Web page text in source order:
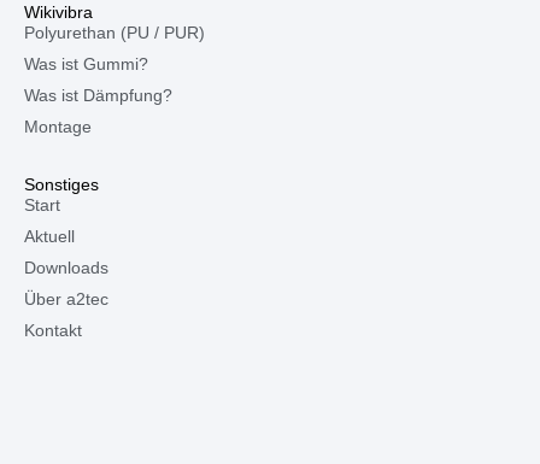
Wikivibra
Polyurethan (PU / PUR)
Was ist Gummi?
Was ist Dämpfung?
Montage
Sonstiges
Start
Aktuell
Downloads
Über a2tec
Kontakt